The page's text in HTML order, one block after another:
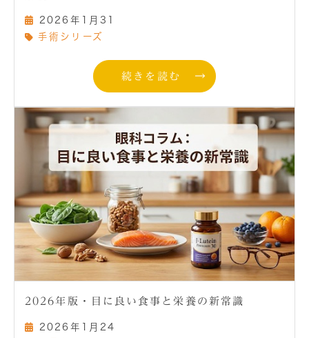
2026年1月31
手術シリーズ
続きを読む
2026年版・目に良い食事と栄養の新常識
2026年1月24